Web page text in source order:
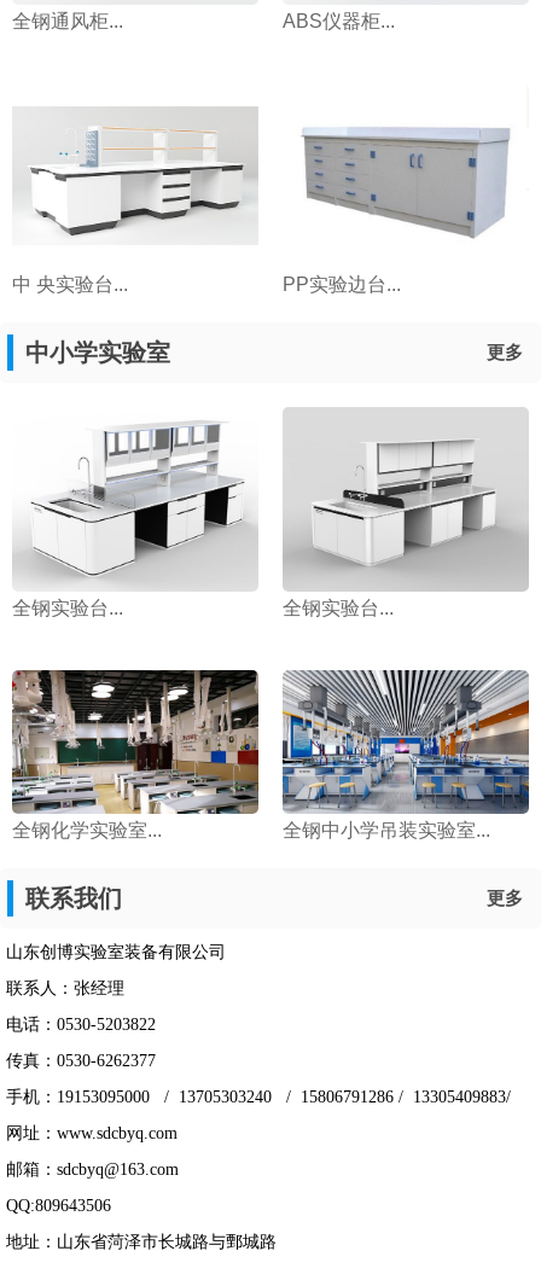
全钢通风柜... ABS仪器柜...
中 央实验台... PP实验边台...
中小学实验室 更多
全钢实验台... 全钢实验台...
全钢化学实验室... 全钢中小学吊装实验室...
联系我们 更多
山东创博实验室装备有限公司
联系人：张经理
电话：0530-5203822
传真：0530-6262377
手机：19153095000 / 13705303240 / 15806791286 / 13305409883/
网址：www.sdcbyq.com
邮箱：sdcbyq@163.com
QQ:809643506
地址：山东省菏泽市长城路与鄄城路